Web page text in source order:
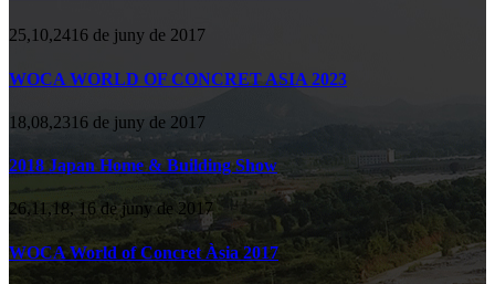
25,10,2416 de juny de 2017
WOCA WORLD OF CONCRET ASIA 2023
18,08,2316 de juny de 2017
2018 Japan Home & Building Show
26,11,18, 16 de juny de 2017
WOCA World of Concret Àsia 2017